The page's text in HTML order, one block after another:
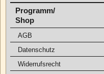
Programm/
Shop
AGB
Datenschutz
Widerrufsrecht